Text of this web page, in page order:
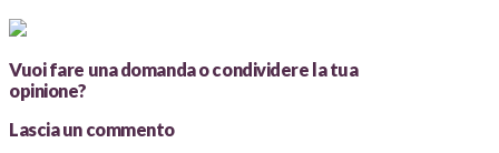
Vuoi fare una domanda o condividere la tua
opinione?
Lascia un commento